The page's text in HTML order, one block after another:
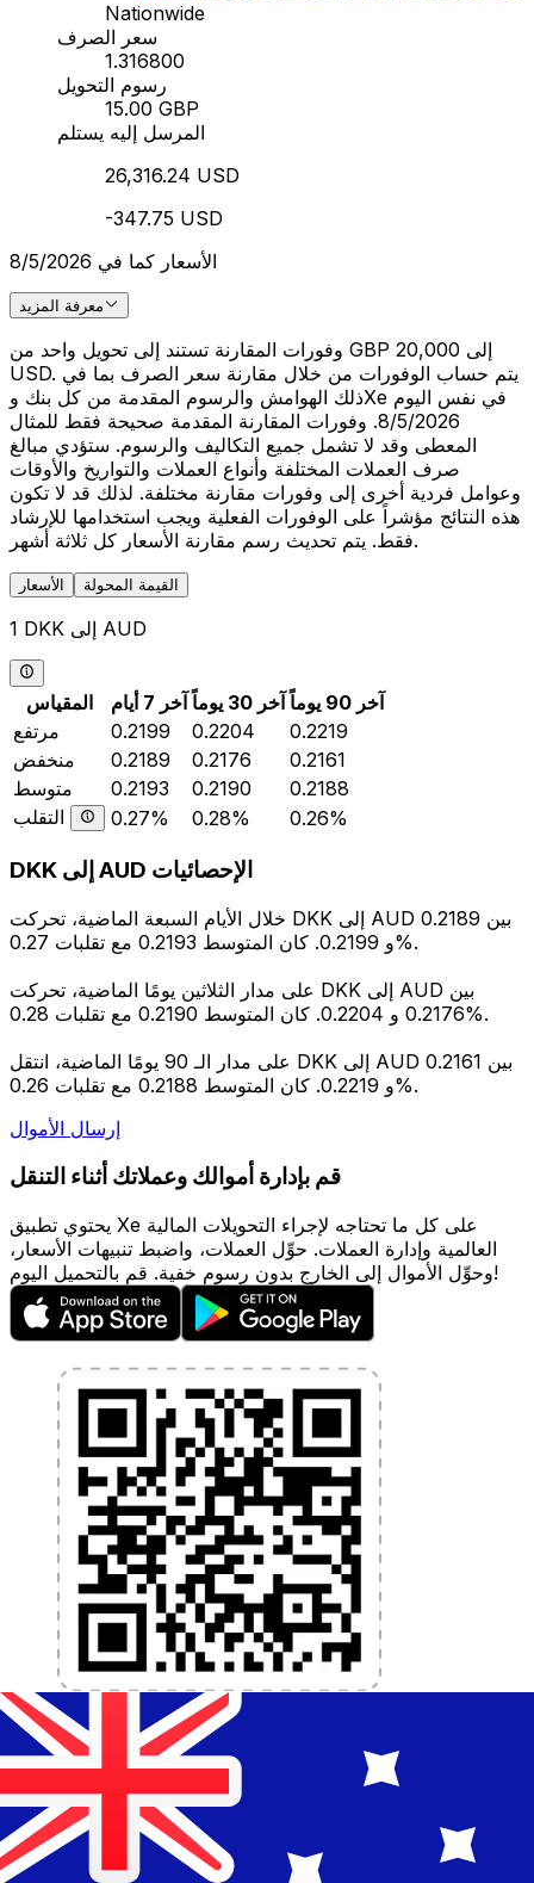
Nationwide
سعر الصرف
1.316800
رسوم التحويل
15.00 GBP
المرسل إليه يستلم
26,316.24 USD
-347.75 USD
الأسعار كما في 8/5/2026
معرفة المزيد
وفورات المقارنة تستند إلى تحويل واحد من GBP 20,000 إلى
USD. يتم حساب الوفورات من خلال مقارنة سعر الصرف بما في
ذلك الهوامش والرسوم المقدمة من كل بنك وXe في نفس اليوم
8/5/2026. وفورات المقارنة المقدمة صحيحة فقط للمثال
المعطى وقد لا تشمل جميع التكاليف والرسوم. ستؤدي مبالغ
صرف العملات المختلفة وأنواع العملات والتواريخ والأوقات
وعوامل فردية أخرى إلى وفورات مقارنة مختلفة. لذلك قد لا تكون
هذه النتائج مؤشراً على الوفورات الفعلية ويجب استخدامها للإرشاد
فقط. يتم تحديث رسم مقارنة الأسعار كل ثلاثة أشهر.
الأسعار القيمة المحولة
1 DKK إلى AUD
المقياس آخر 7 أيام آخر 30 يوماً
آخر 90 يوماً
مرتفع
0.2199 0.2204
0.2219
منخفض
0.2189 0.2176
0.2161
متوسط
0.2193 0.2190
0.2188
التقلب
0.27% 0.28% 0.26%
DKK إلى AUD الإحصائيات
خلال الأيام السبعة الماضية، تحركت DKK إلى AUD بين 0.2189
و 0.2199. كان المتوسط 0.2193 مع تقلبات 0.27%.
على مدار الثلاثين يومًا الماضية، تحركت DKK إلى AUD بين
0.2176 و 0.2204. كان المتوسط 0.2190 مع تقلبات 0.28%.
على مدار الـ 90 يومًا الماضية، انتقل DKK إلى AUD بين 0.2161
و 0.2219. كان المتوسط 0.2188 مع تقلبات 0.26%.
إرسال الأموال
قم بإدارة أموالك وعملاتك أثناء التنقل
يحتوي تطبيق Xe على كل ما تحتاجه لإجراء التحويلات المالية
العالمية وإدارة العملات. حوِّل العملات، واضبط تنبيهات الأسعار،
وحوِّل الأموال إلى الخارج بدون رسوم خفية. قم بالتحميل اليوم!